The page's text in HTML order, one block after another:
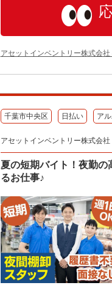
アセットインベントリー株式会
千葉市中央区 日払い ア
アセットインベントリー株式会
夏の短期バイト！夜勤の
るお仕事♪